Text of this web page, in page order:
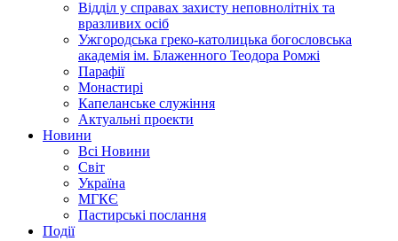
Відділ у справах захисту неповнолітніх та
вразливих осіб
Ужгородська греко-католицька богословська
академія ім. Блаженного Теодора Ромжі
Парафії
Монастирі
Капеланське служіння
Актуальні проекти
Новини
Всі Новини
Світ
Україна
МГКЄ
Пастирські послання
Події